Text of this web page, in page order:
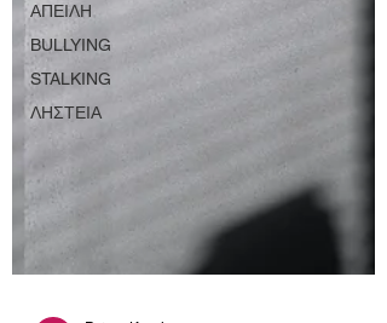
ΑΠΕΙΛΗ
BULLYING
STALKING
ΛΗΣΤΕΙΑ